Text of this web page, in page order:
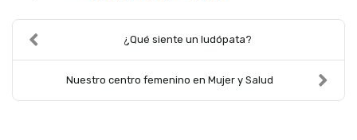
¿Qué siente un ludópata?
Nuestro centro femenino en Mujer y Salud